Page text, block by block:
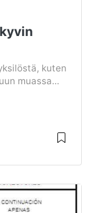
kuten
muassa...